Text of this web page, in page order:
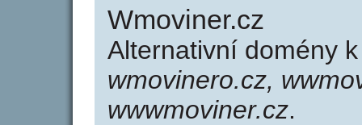
Wmoviner.cz
Alternativní domény
wmovinero.cz,
wwwmoviner.cz.